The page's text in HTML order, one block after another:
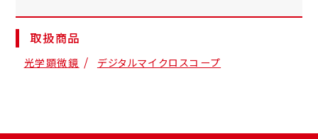
取扱商品
光学顕微鏡 デジタルマイクロスコープ